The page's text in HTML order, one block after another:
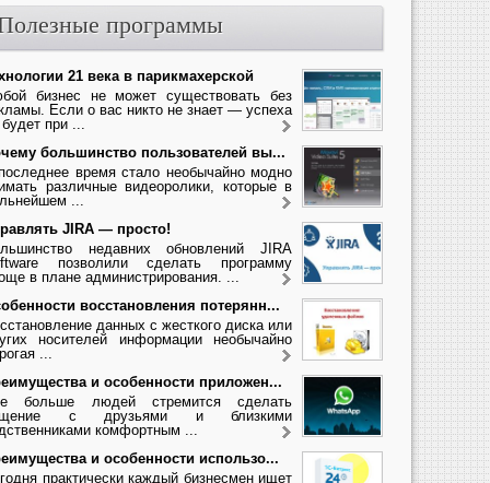
программы
21 века в парикмахерской
бизнес не может существовать без
Если о вас никто не знает — успеха
при ...
большинство пользователей вы...
время стало необычайно модно
различные видеоролики, которые в
...
JIRA — просто!
недавних обновлений JIRA
позволили сделать программу
в плане администрирования. ...
восстановления потерянн...
данных с жесткого диска или
носителей информации необычайно
...
и особенности приложен...
больше людей стремится сделать
с друзьями и близкими
комфортным ...
и особенности использо...
практически каждый бизнесмен ищет